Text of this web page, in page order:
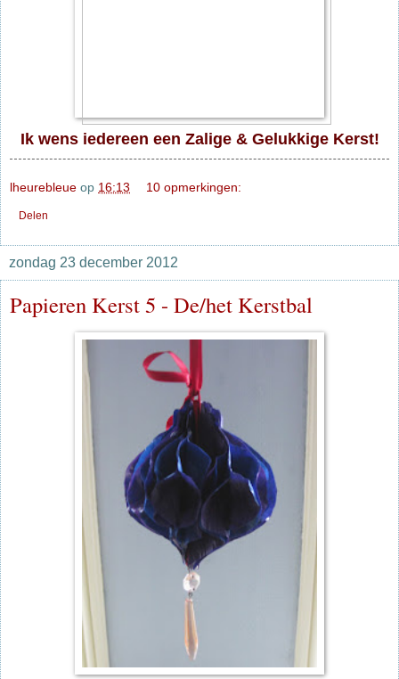
Ik wens iedereen een Zalige & Gelukkige Kerst!
lheurebleue op 16:13 10 opmerkingen:
Delen
zondag 23 december 2012
Papieren Kerst 5 - De/het Kerstbal